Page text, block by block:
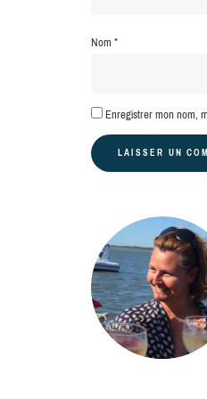
Nom*
Enregistrer mon nom,